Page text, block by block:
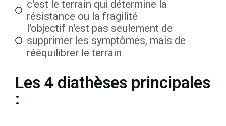
c'est le terrain qui détermine la
résistance ou la fragilité
l'objectif n'est pas seulement de
supprimer les symptômes, mais de
rééquilibrer le terrain
Les 4 diathèses principales
: